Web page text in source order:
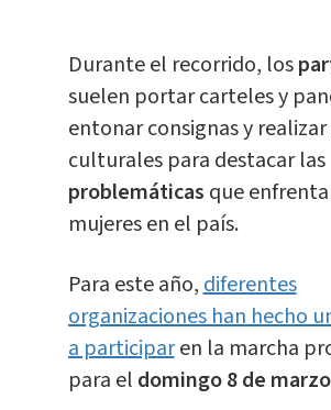
Durante el recorrido, los
suelen portar carteles y
entonar consignas y
culturales para destacar las
problemáticas que
mujeres en el país.
Para este año,diferentes
organizaciones han hecho
a participaren la marcha
para el domingo 8 de marzo